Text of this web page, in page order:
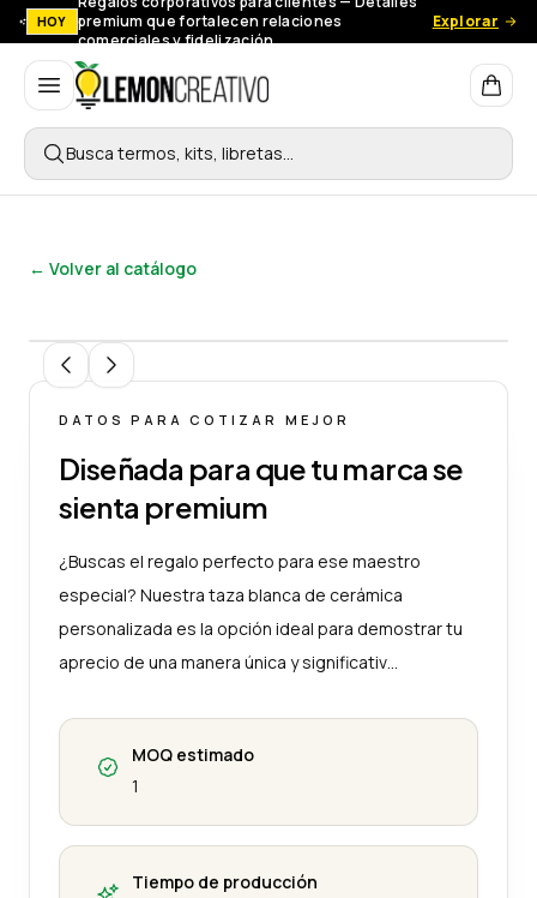
HOY
premium que fortalecen relaciones
comerciales y fidelización.
Explorar
Lemon Creativo
Busca termos, kits, libretas…
← Volver al catálogo
DATOS PARA COTIZAR MEJOR
Diseñada para que tu marca se
sienta premium
¿Buscas el regalo perfecto para ese maestro
especial? Nuestra taza blanca de cerámica
personalizada es la opción ideal para demostrar tu
aprecio de una manera única y significativ…
MOQ estimado
1
Tiempo de producción